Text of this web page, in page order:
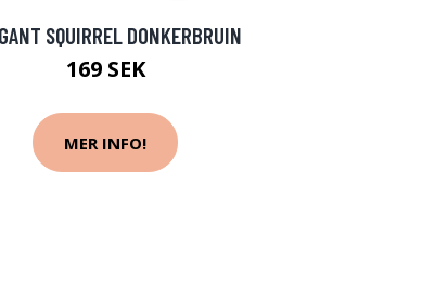
SQUIRREL DONKERBRUIN
169 SEK
MER INFO!